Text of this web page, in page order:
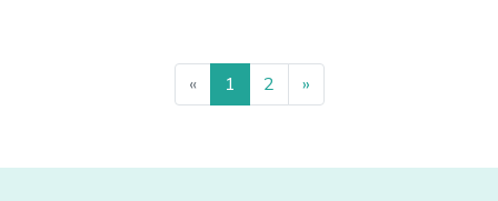
« 1 2 »